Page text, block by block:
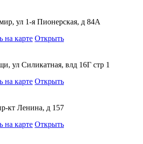
ул 1-я Пионерская, д 84А
на карте Открыть
ул Силикатная, влд 16Г стр 1
на карте Открыть
кт Ленина, д 157
на карте Открыть